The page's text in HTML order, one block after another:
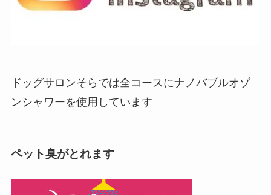
ドッグサロンそらでは全コースにナノバブルオゾ
ンシャワーを使用しています
ペット臭がとれます